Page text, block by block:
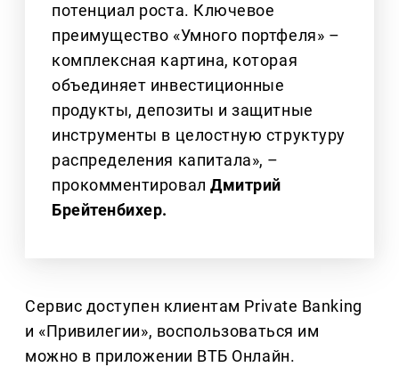
потенциал роста. Ключевое
преимущество «Умного портфеля» –
комплексная картина, которая
объединяет инвестиционные
продукты, депозиты и защитные
инструменты в целостную структуру
распределения капитала», –
прокомментировалДмитрий
Брейтенбихер.
Сервис доступен клиентам Private Banking
и «Привилегии», воспользоваться им
можно в приложении ВТБ Онлайн.